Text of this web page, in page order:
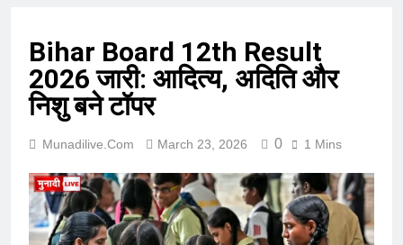
Bihar Board 12th Result
2026 जारी: आदित्य, अदिति और
निशु बने टॉपर
Munadilive.com March 23, 2026 0 1 Mins